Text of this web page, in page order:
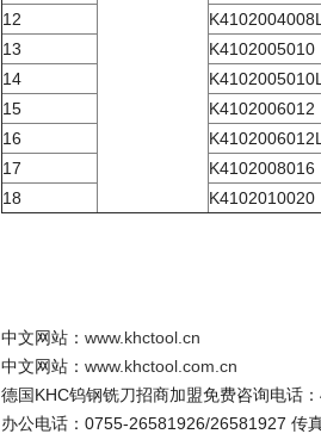
12
K4102004008L
13
K4102005010
14
K4102005010L
15
K4102006012
16
K4102006012L
17
K4102008016
18
K4102010020
中文网站： www.khctool.cn
中文网站： www.khctool.com.cn
德国KHC钨钢铣刀招商加盟免费咨询电话：
办公电话： 0755-26581926/26581927 传